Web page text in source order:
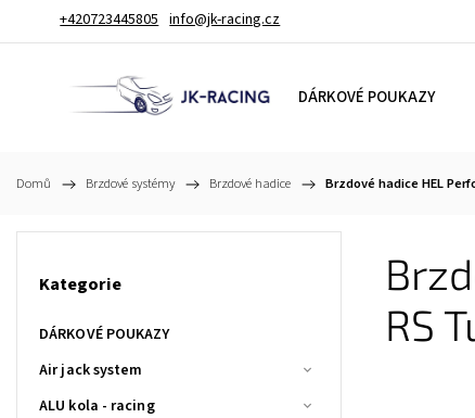
+420723445805 info@jk-racing.cz
DÁRKOVÉ POUKAZY
Domů / Brzdové systémy / Brzdové hadice / Brzdové hadice HEL
Kategorie
DÁRKOVÉ POUKAZY
Air jack system
ALU kola - racing
RS